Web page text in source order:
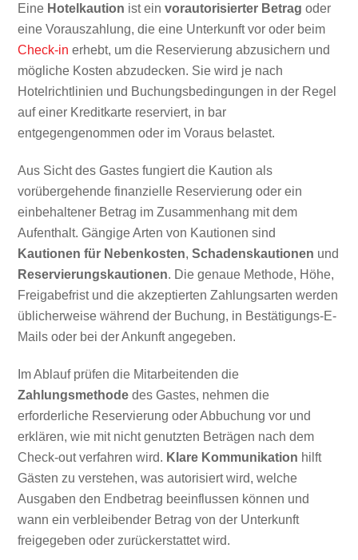
Eine Hotelkaution ist einvorautorisierter Betrag oder
eine Vorauszahlung, die eine Unterkunft vor oder beim
Check-in erhebt, um die Reservierung abzusichern und
mögliche Kosten abzudecken. Sie wird je nach
Hotelrichtlinien und Buchungsbedingungen in der Regel
auf einer Kreditkarte reserviert, in bar
entgegengenommen oder im Voraus belastet.
Aus Sicht des Gastes fungiert die Kaution als
vorübergehende finanzielle Reservierung oder ein
einbehaltener Betrag im Zusammenhang mit dem
Aufenthalt. Gängige Arten von Kautionen sind
Kautionen für Nebenkosten,Schadenskautionen und
Reservierungskautionen. Die genaue Methode, Höhe,
Freigabefrist und die akzeptierten Zahlungsarten werden
üblicherweise während der Buchung, in Bestätigungs-E-
Mails oder bei der Ankunft angegeben.
Im Ablauf prüfen die Mitarbeitenden die
Zahlungsmethode des Gastes, nehmen die
erforderliche Reservierung oder Abbuchung vor und
erklären, wie mit nicht genutzten Beträgen nach dem
Check-out verfahren wird. Klare Kommunikation hilft
Gästen zu verstehen, was autorisiert wird, welche
Ausgaben den Endbetrag beeinflussen können und
wann ein verbleibender Betrag von der Unterkunft
freigegeben oder zurückerstattet wird.